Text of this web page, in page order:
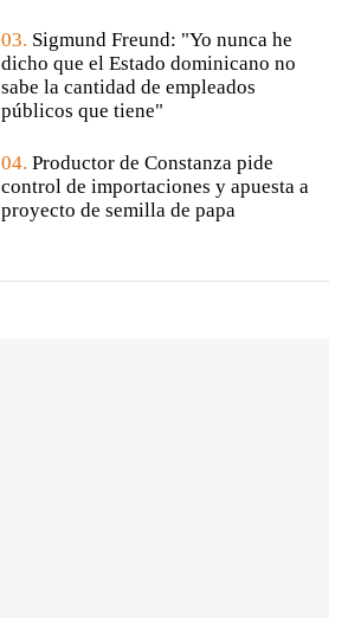
03. Sigmund Freund: "Yo nunca he
dicho que el Estado dominicano no
sabe la cantidad de empleados
públicos que tiene"
04. Productor de Constanza pide
control de importaciones y apuesta a
proyecto de semilla de papa